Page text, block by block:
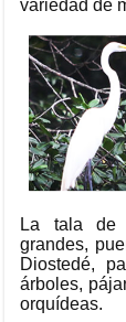
variedad de
La tala de
grandes,
Diostedé,
árboles,
orquídeas.